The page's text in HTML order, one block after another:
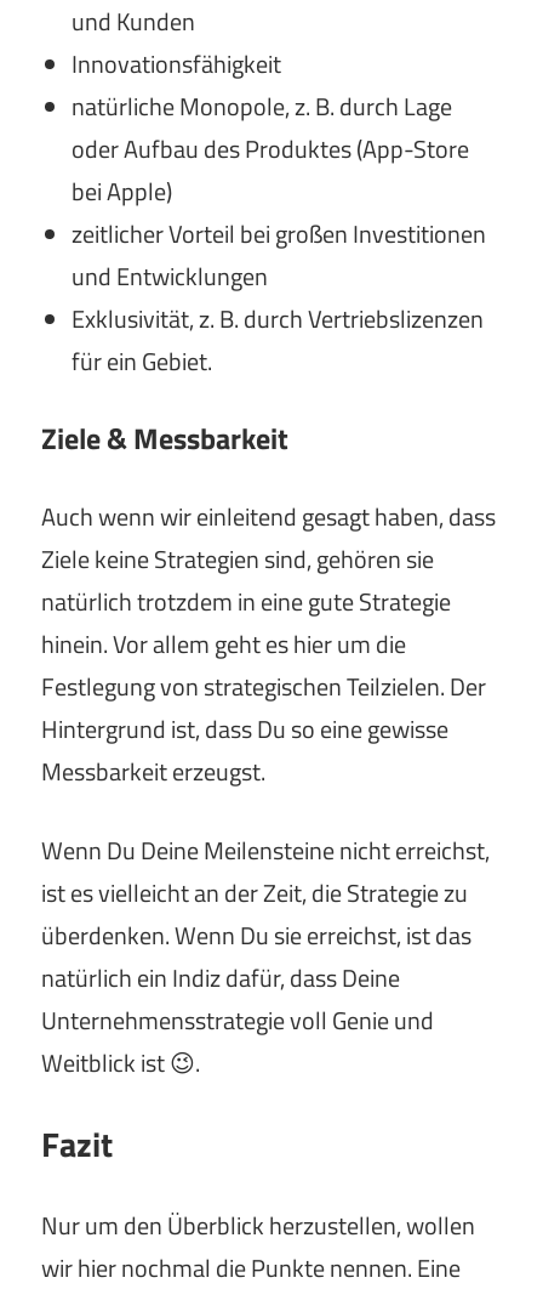
und Kunden
Innovationsfähigkeit
natürliche Monopole, z. B. durch Lage
oder Aufbau des Produktes (App-Store
bei Apple)
zeitlicher Vorteil bei großen Investitionen
und Entwicklungen
Exklusivität, z. B. durch Vertriebslizenzen
für ein Gebiet.
Ziele & Messbarkeit
Auch wenn wir einleitend gesagt haben, dass
Ziele keine Strategien sind, gehören sie
natürlich trotzdem in eine gute Strategie
hinein. Vor allem geht es hier um die
Festlegung von strategischen Teilzielen. Der
Hintergrund ist, dass Du so eine gewisse
Messbarkeit erzeugst.
Wenn Du Deine Meilensteine nicht erreichst,
ist es vielleicht an der Zeit, die Strategie zu
überdenken. Wenn Du sie erreichst, ist das
natürlich ein Indiz dafür, dass Deine
Unternehmensstrategie voll Genie und
Weitblick ist 😉.
Fazit
Nur um den Überblick herzustellen, wollen
wir hier nochmal die Punkte nennen. Eine